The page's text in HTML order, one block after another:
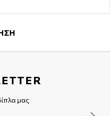
μας